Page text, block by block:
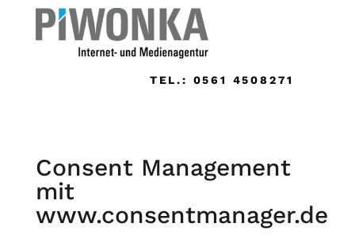
TEL.: 0561 4508271
Consent Management
mit
www.consentmanager.de